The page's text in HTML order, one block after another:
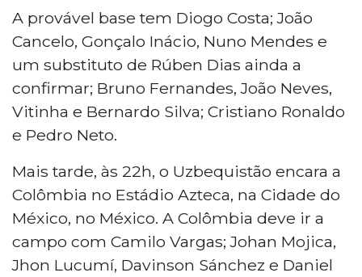
A provável base tem Diogo Costa; João
Cancelo, Gonçalo Inácio, Nuno Mendes e
um substituto de Rúben Dias ainda a
confirmar; Bruno Fernandes, João Neves,
Vitinha e Bernardo Silva; Cristiano Ronaldo
e Pedro Neto.
Mais tarde, às 22h, o Uzbequistão encara a
Colômbia no Estádio Azteca, na Cidade do
México, no México. A Colômbia deve ir a
campo com Camilo Vargas; Johan Mojica,
Jhon Lucumí, Davinson Sánchez e Daniel